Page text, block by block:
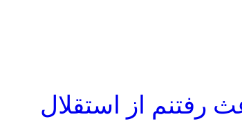
رفتنم از استقلال